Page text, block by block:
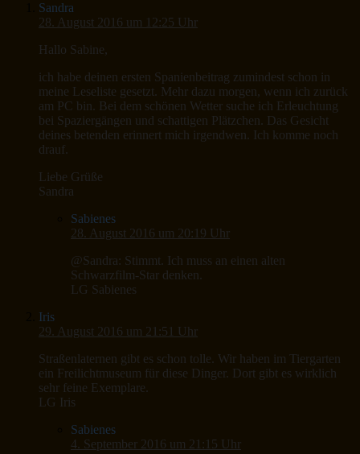
Sandra
28. August 2016 um 12:25 Uhr
Hallo Sabine,
ich habe deinen ersten Spanienbeitrag zumindest schon in
meine Leseliste gesetzt. Mehr dazu morgen, wenn ich zurück
am PC bin. Bei dem schönen Wetter suche ich Erleuchtung
bei Spaziergängen und schattigen Plätzchen. Das Gesicht
deines betenden erinnert mich irgendwen. Ich komme noch
drauf.
Liebe Grüße
Sandra
Sabienes
28. August 2016 um 20:19 Uhr
@Sandra: Stimmt. Ich muss an einen alten
Schwarzfilm-Star denken.
LG Sabienes
Iris
29. August 2016 um 21:51 Uhr
Straßenlaternen gibt es schon tolle. Wir haben im Tiergarten
ein Freilichtmuseum für diese Dinger. Dort gibt es wirklich
sehr feine Exemplare.
LG Iris
Sabienes
4. September 2016 um 21:15 Uhr